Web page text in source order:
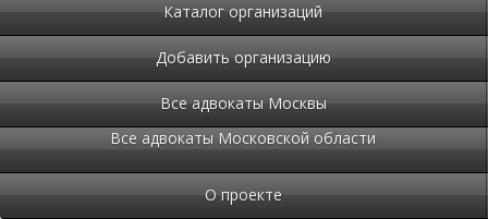
Каталог организаций
Добавить организацию
Все адвокаты Москвы
Все адвокаты Московской области
О проекте